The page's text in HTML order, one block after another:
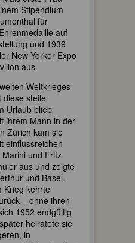
Stipendium
für
auf
und 1939
New Yorker Expo
aus.
Weltkrieges
diese steile
Urlaub blieb
ihrem Mann in der
Zürich kam sie
einflussreichen
und Fritz
aus und zeigte
und Basel.
Krieg kehrte
– ohne ihren
1952 endgültig
heiratete sie
in